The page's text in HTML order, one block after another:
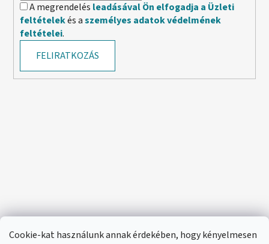
Cookie-kat használunk annak érdekében, hogy kényelmesen
A megrendelés leadásával Ön elfogadja a Üzleti
feltételekés aszemélyes adatok védelmének
feltételei.
FELIRATKOZÁS